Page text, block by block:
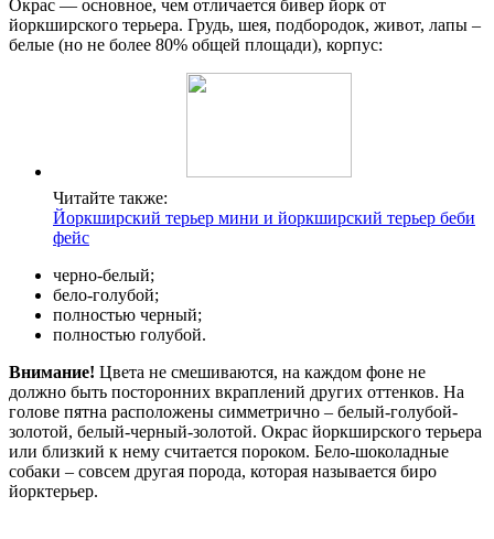
Окрас — основное, чем отличается бивер йорк от
йоркширского терьера. Грудь, шея, подбородок, живот, лапы –
белые (но не более 80% общей площади), корпус:
Читайте также:
Йоркширский терьер мини и йоркширский терьер беби
фейс
черно-белый;
бело-голубой;
полностью черный;
полностью голубой.
Внимание! Цвета не смешиваются, на каждом фоне не
должно быть посторонних вкраплений других оттенков. На
голове пятна расположены симметрично – белый-голубой-
золотой, белый-черный-золотой. Окрас йоркширского терьера
или близкий к нему считается пороком. Бело-шоколадные
собаки – совсем другая порода, которая называется биро
йорктерьер.